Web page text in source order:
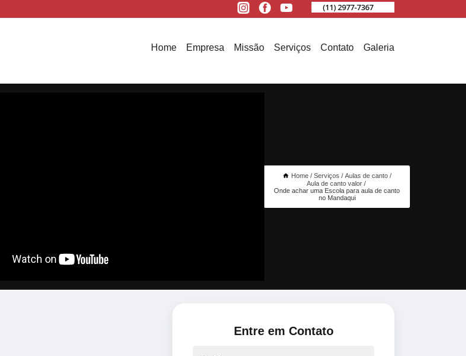
(11) 2977-7367
Home Empresa Missão Serviços Contato Galeria
Home Serviços
Aulas de canto
Aula de canto valor
Onde achar uma Escola para aula de canto
no Mandaqui
Entre em Contato